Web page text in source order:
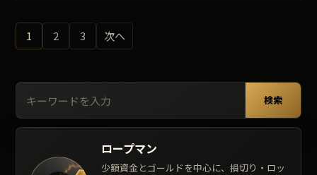
投稿のページ送り
1 2 3 次へ
検索
ロープマン
少額資金とゴールドを中心に、損切り・ロッ